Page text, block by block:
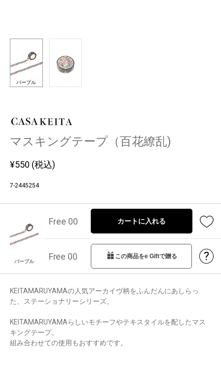
パープル
マスキングテープ（百花繚乱)
¥550 (税込)
7-2445254
パープル
Free 00 カートに入れる
Free 00 この商品をe Giftで贈る ?
KEITAMARUYAMAの人気アーカイヴ柄をふんだんにあしらっ
た、ステーショナリーシリーズ。
KEITAMARUYAMAらしいモチーフやテキスタイルを配したマス
キングテープ。
組み合わせての使用もおすすめです。